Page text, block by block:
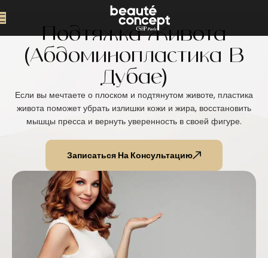
Подтяжка Живота
(абдоминопластика В
Дубае)
Если вы мечтаете о плоском и подтянутом животе, пластика
живота поможет убрать излишки кожи и жира, восстановить
мышцы пресса и вернуть уверенность в своей фигуре.
Записаться На Консультацию